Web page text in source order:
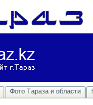
Фото Тараза и области